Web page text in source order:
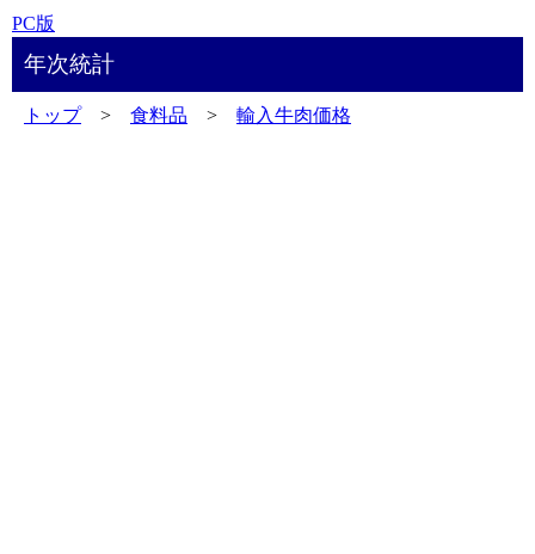
PC版
年次統計
トップ> 食料品 > 輸入牛肉価格